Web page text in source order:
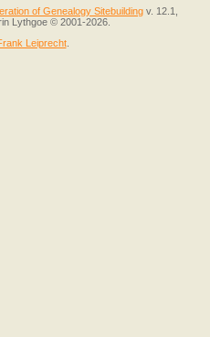
of Genealogy Sitebuilding v. 12.1,
Lythgoe © 2001-2026.
Leiprecht.